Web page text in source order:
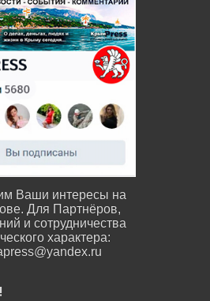
Ваши интересы на
Для Партнёров,
и сотрудничества
характера: